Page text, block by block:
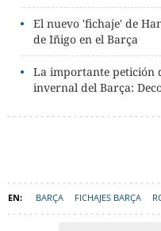
El nuevo 'fichaje' de
de Iñigo en el Barça
La importante petición
invernal del Barça:
BARÇA FICHAJES BARÇA